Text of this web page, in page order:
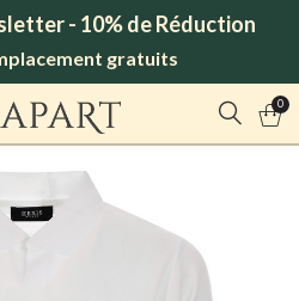
- 10% de Réduction
gratuits
0